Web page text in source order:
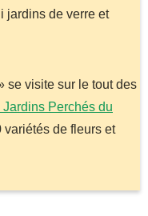
jardins de verre et
se visite sur le tout des
Jardins Perchés du
de fleurs et